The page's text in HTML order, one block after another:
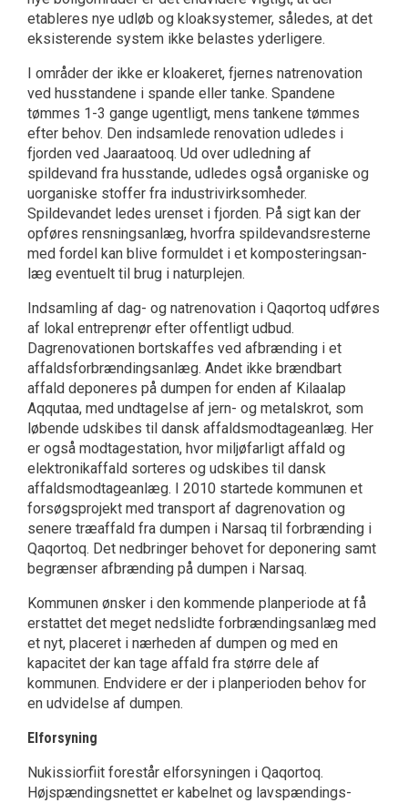
etableres nye udløb og kloaksystemer, således, at det
eksisterende sys­tem ikke belastes yderligere.
I områder der ikke er kloakeret, fjernes natreno­vation
ved husstandene i spande eller tanke. Spandene
tømmes 1-3 gange ugentligt, mens tankene tømmes
efter behov. Den indsamlede renovation udledes i
fjorden ved Jaaraatooq. Ud over udledning af
spildevand fra husstande, udledes også organiske og
uorganiske stoffer fra industrivirksomheder.
Spildevandet ledes urenset i fjorden. På sigt kan der
opføres rensningsanlæg, hvorfra spildevandsresterne
med fordel kan blive formuldet i et komposteringsan­
læg eventuelt til brug i naturplejen.
Indsamling af dag- og natrenovation i Qaqortoq udføres
af lokal entreprenør efter offentligt udbud.
Dagrenovationen bortskaffes ved afbrænding i et
affaldsforbrændingsanlæg. Andet ikke brændbart
affald deponeres på dumpen for enden af Kilaalap
Aqqutaa, med undtagelse af jern- og metalskrot, som
løbende udskibes til dansk affaldsmodtageanlæg. Her
er også modtagestation, hvor miljøfarligt affald og
elektronikaffald sorteres og udskibes til dansk
affaldsmodtageanlæg. I 2010 startede kommunen et
forsøgsprojekt med transport af dagrenovation og
senere træaffald fra dumpen i Narsaq til forbrænding i
Qaqortoq. Det nedbringer behovet for deponering samt
begrænser afbrænding på dumpen i Narsaq.
Kommunen ønsker i den kommende planperiode at få
erstattet det meget nedslidte forbrændingsanlæg med
et nyt, placeret i nærheden af dumpen og med en
kapacitet der kan tage affald fra større dele af
kommunen. Endvidere er der i planperioden behov for
en udvidelse af dumpen.
Elforsyning
Nukissiorfiit forestår elforsyningen i Qaqortoq.
Højspændingsnettet er kabelnet og lavspændings­